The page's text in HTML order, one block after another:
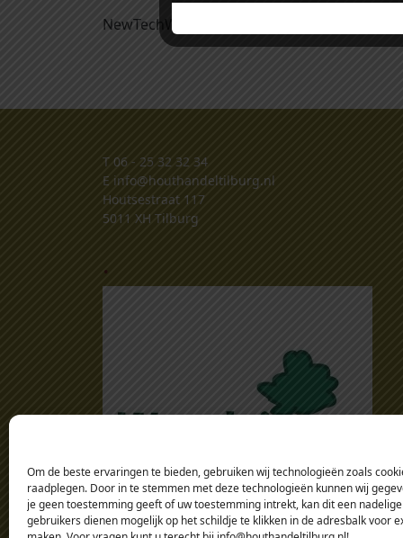
Om de beste ervaringen te bieden, gebruiken wij technologieën zoals
raadplegen. Door in te stemmen met deze technologieën kunnen wij
je geen toestemming geeft of uw toestemming intrekt, kan dit een
gebruikers dienen mogelijk op het schildje te klikken in de adresbalk
NewTechWood Castellation PRO Rhombus
T 06 - 25 32 32 34
E info@houthandeltilburg.nl
Houtsestraat 117
5011 XH Tilburg
.